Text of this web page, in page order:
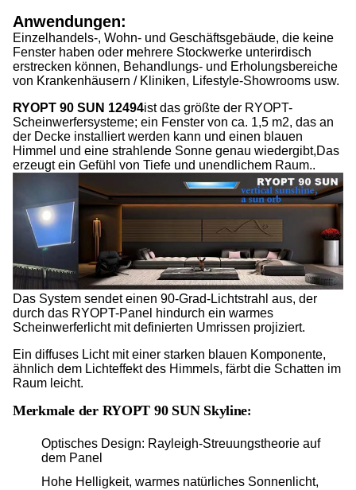
Anwendungen:
Einzelhandels-, Wohn- und Geschäftsgebäude, die keine
Fenster haben oder mehrere Stockwerke unterirdisch
erstrecken können, Behandlungs- und Erholungsbereiche
von Krankenhäusern / Kliniken, Lifestyle-Showrooms usw.
RYOPT 90 SUN 12494ist das größte der RYOPT-
Scheinwerfersysteme; ein Fenster von ca. 1,5 m2, das an
der Decke installiert werden kann und einen blauen
Himmel und eine strahlende Sonne genau wiedergibt,Das
erzeugt ein Gefühl von Tiefe und unendlichem Raum..
Das System sendet einen 90-Grad-Lichtstrahl aus, der
durch das RYOPT-Panel hindurch ein warmes
Scheinwerferlicht mit definierten Umrissen projiziert.
Ein diffuses Licht mit einer starken blauen Komponente,
ähnlich dem Lichteffekt des Himmels, färbt die Schatten im
Raum leicht.
Merkmale der RYOPT 90 SUN Skyline:
Optisches Design: Rayleigh-Streuungstheorie auf
dem Panel
Hohe Helligkeit, warmes natürliches Sonnenlicht,